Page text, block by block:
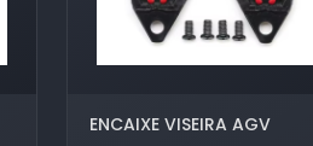
ENCAIXE VISEIRA AGV